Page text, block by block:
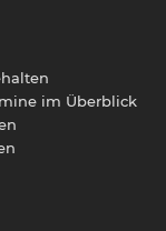
im Überblick